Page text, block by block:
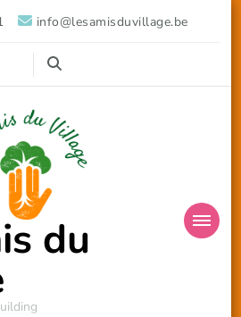
info@lesamisduvillage.be
du